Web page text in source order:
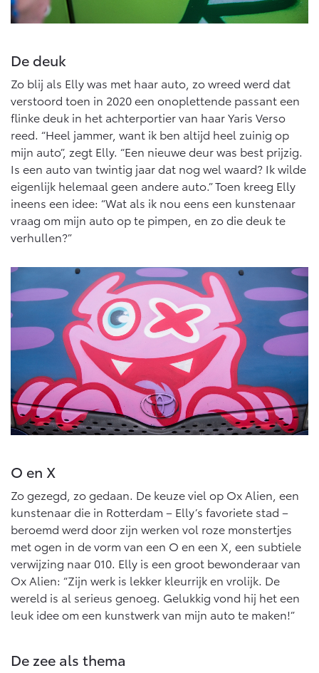
Vanaf € 46.301,- Vanaf € 56.570,-
Land Cruiser (excl. BTW)
Vanaf € 89.986,-
De deuk
Zo blij als Elly was met haar auto, zo wreed werd dat
verstoord toen in 2020 een onoplettende passant een
flinke deuk in het achterportier van haar Yaris Verso
reed. “Heel jammer, want ik ben altijd heel zuinig op
mijn auto”, zegt Elly. “Een nieuwe deur was best prijzig.
Is een auto van twintig jaar dat nog wel waard? Ik wilde
eigenlijk helemaal geen andere auto.” Toen kreeg Elly
ineens een idee: “Wat als ik nou eens een kunstenaar
vraag om mijn auto op te pimpen, en zo die deuk te
verhullen?”
O en X
Zo gezegd, zo gedaan. De keuze viel op Ox Alien, een
kunstenaar die in Rotterdam – Elly’s favoriete stad –
beroemd werd door zijn werken vol roze monstertjes
met ogen in de vorm van een O en een X, een subtiele
verwijzing naar 010. Elly is een groot bewonderaar van
Ox Alien: “Zijn werk is lekker kleurrijk en vrolijk. De
wereld is al serieus genoeg. Gelukkig vond hij het een
leuk idee om een kunstwerk van mijn auto te maken!”
De zee als thema